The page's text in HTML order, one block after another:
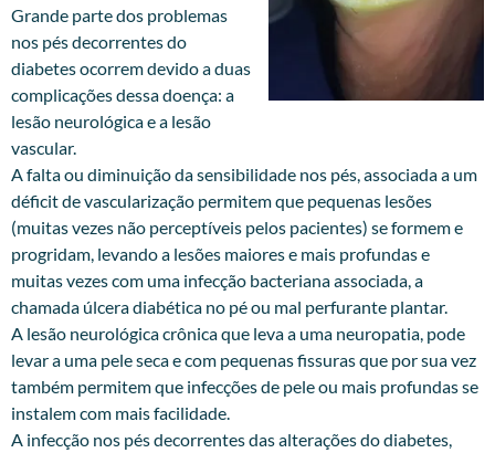
Grande parte dos problemas
nos pés decorrentes do
diabetes ocorrem devido a duas
complicações dessa doença: a
lesão neurológica e a lesão
vascular.
A falta ou diminuição da sensibilidade nos pés, associada a um
déficit de vascularização permitem que pequenas lesões
(muitas vezes não perceptíveis pelos pacientes) se formem e
progridam, levando a lesões maiores e mais profundas e
muitas vezes com uma infecção bacteriana associada, a
chamada úlcera diabética no pé ou mal perfurante plantar.
A lesão neurológica crônica que leva a uma neuropatia, pode
levar a uma pele seca e com pequenas fissuras que por sua vez
também permitem que infecções de pele ou mais profundas se
instalem com mais facilidade.
A infecção nos pés decorrentes das alterações do diabetes,